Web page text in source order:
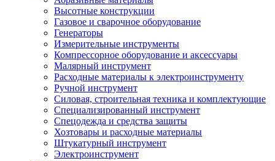
Высотные конструкции
Газовое и сварочное оборудование
Генераторы
Измерительные инструменты
Компрессорное оборудование и аксессуары
Малярный инструмент
Расходные материалы к электроинструменту
Ручной инструмент
Силовая, строительная техника и комплектующие
Специализированный инструмент
Спецодежда и средства защиты
Хозтовары и расходные материалы
Штукатурный инструмент
Электроинструмент